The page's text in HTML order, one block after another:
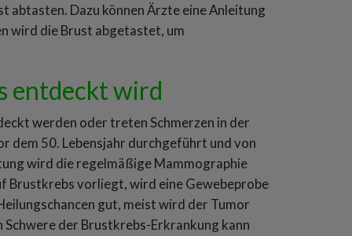
abtasten. Dazu können Ärzte eine Anleitung
wird die Brust abgetastet, um
entdeckt wird
werden oder treten Schmerzen in der
dem 50. Lebensjahr durchgeführt und von
wird die regelmäßige Mammographie
Brustkrebs vorliegt, wird eine Gewebeprobe
gut, meist wird der Tumor
der Brustkrebs-Erkrankung kann